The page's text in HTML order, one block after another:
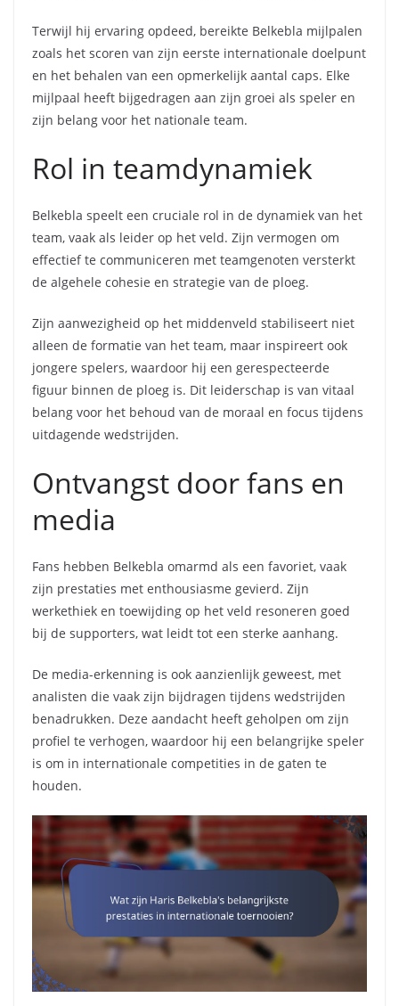
Terwijl hij ervaring opdeed, bereikte Belkebla mijlpalen
zoals het scoren van zijn eerste internationale doelpunt
en het behalen van een opmerkelijk aantal caps. Elke
mijlpaal heeft bijgedragen aan zijn groei als speler en
zijn belang voor het nationale team.
Rol in teamdynamiek
Belkebla speelt een cruciale rol in de dynamiek van het
team, vaak als leider op het veld. Zijn vermogen om
effectief te communiceren met teamgenoten versterkt
de algehele cohesie en strategie van de ploeg.
Zijn aanwezigheid op het middenveld stabiliseert niet
alleen de formatie van het team, maar inspireert ook
jongere spelers, waardoor hij een gerespecteerde
figuur binnen de ploeg is. Dit leiderschap is van vitaal
belang voor het behoud van de moraal en focus tijdens
uitdagende wedstrijden.
Ontvangst door fans en
media
Fans hebben Belkebla omarmd als een favoriet, vaak
zijn prestaties met enthousiasme gevierd. Zijn
werkethiek en toewijding op het veld resoneren goed
bij de supporters, wat leidt tot een sterke aanhang.
De media-erkenning is ook aanzienlijk geweest, met
analisten die vaak zijn bijdragen tijdens wedstrijden
benadrukken. Deze aandacht heeft geholpen om zijn
profiel te verhogen, waardoor hij een belangrijke speler
is om in internationale competities in de gaten te
houden.